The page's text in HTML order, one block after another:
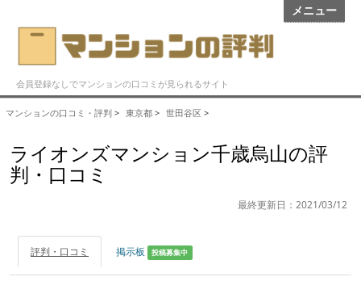
メニュー
会員登録なしでマンションの口コミが見られるサイト
マンションの口コミ・評判 > 東京都 > 世田谷区 >
ライオンズマンション千歳烏山の評
判・口コミ
最終更新日：2021/03/12
評判・口コミ 掲示板 投稿募集中